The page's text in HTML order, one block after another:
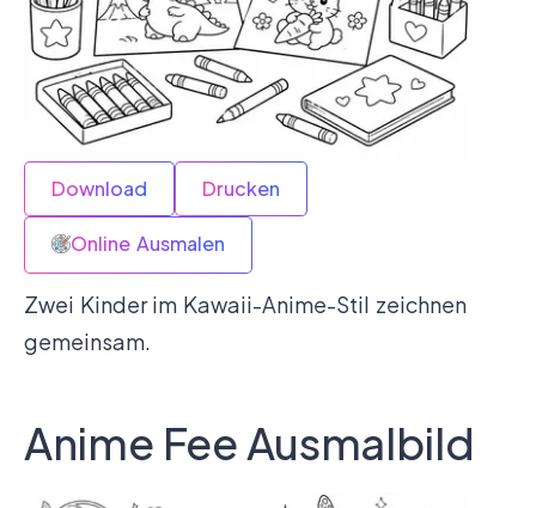
Download Drucken
Online Ausmalen
Zwei Kinder im Kawaii-Anime-Stil zeichnen
gemeinsam.
Anime Fee Ausmalbild